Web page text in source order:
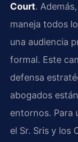
Court.
maneja todos
una audiencia
formal. Este
defensa
abogados
entornos. Para
el Sr. Sris y los